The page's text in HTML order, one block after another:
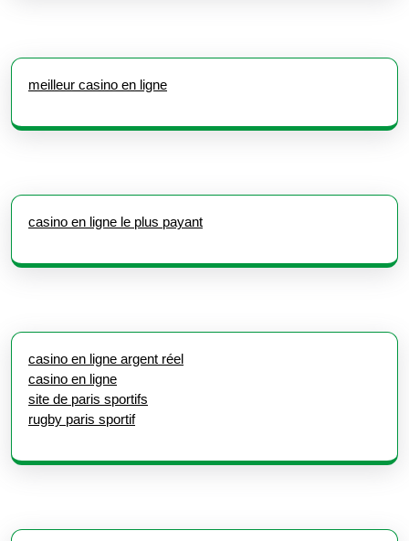
meilleur casino en ligne
casino en ligne le plus payant
casino en ligne argent réel
casino en ligne
site de paris sportifs
rugby paris sportif